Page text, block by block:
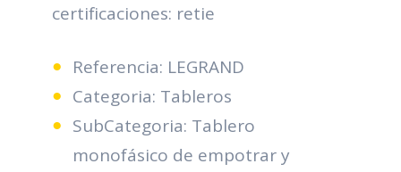
certificaciones: retie
Referencia: LEGRAND
Categoria: Tableros
SubCategoria: Tablero
monofásico de empotrar y